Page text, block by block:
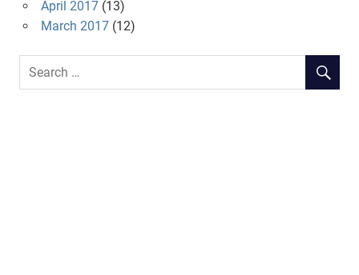
April 2017(13)
March 2017(12)